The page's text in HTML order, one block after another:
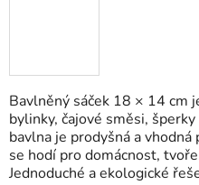
Bavlněný sáček 18 × 14 cm
bylinky, čajové směsi,
bavlna je prodyšná a
se hodí pro domácnost,
Jednoduché a ekologické